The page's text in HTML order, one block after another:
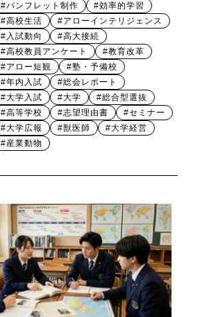
#パンフレット制作
#効率的学習
#高校生活
#アローインテリジェンス
#入試動向
#高大接続
#高校教員アンケート
#教育改革
#アロー短観
#塾・予備校
#年内入試
#総会レポート
#大学入試
#大学
#総合型選抜
#高等学校
#志望理由書
#セミナー
#大学広報
#獣医師
#大学経営
#産業動物